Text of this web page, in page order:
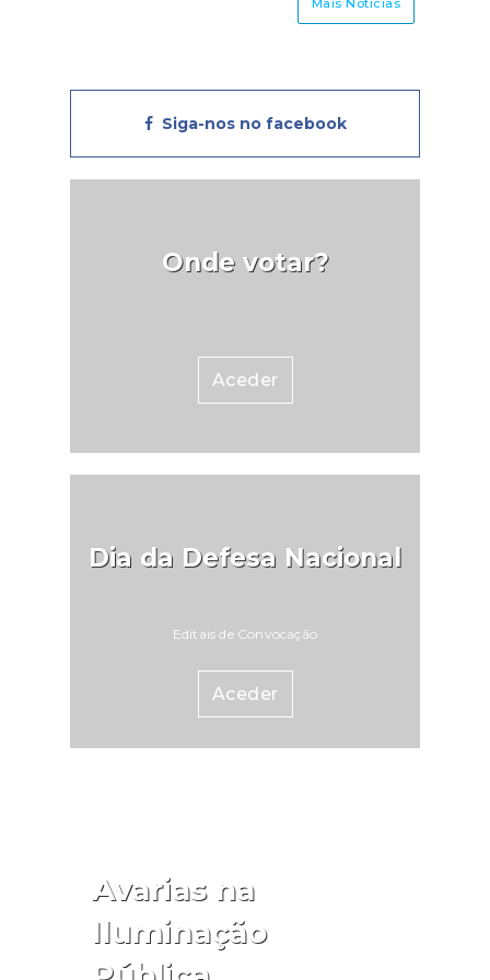
Mais Notícias
Siga-nos no facebook
Onde votar?
Aceder
Dia da Defesa Nacional
Editais de Convocação
Aceder
Avarias na
Iluminação